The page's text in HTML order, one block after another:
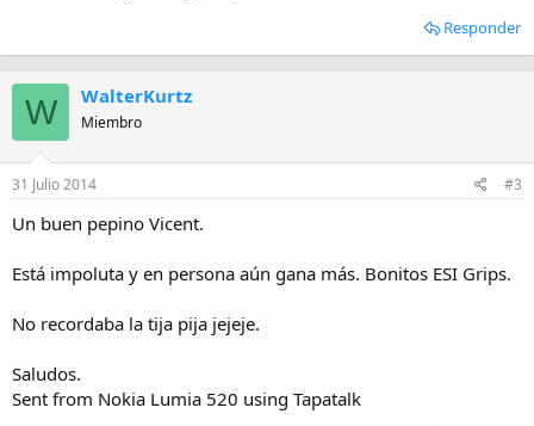
Responder
W WalterKurtz
Miembro
31 Julio 2014 #3
Un buen pepino Vicent.
Está impoluta y en persona aún gana más. Bonitos ESI Grips.
No recordaba la tija pija jejeje.
Saludos.
Sent from Nokia Lumia 520 using Tapatalk